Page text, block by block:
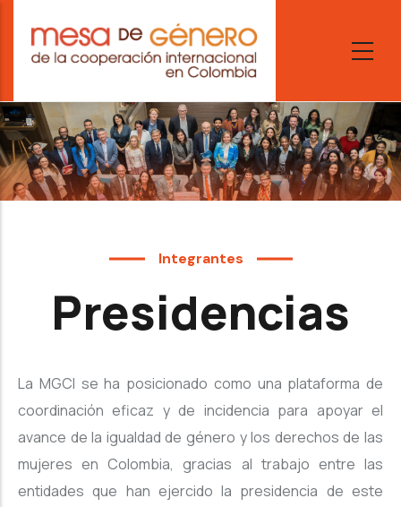
main
content
Integrantes
Presidencias
La MGCI se ha posicionado como una plataforma de
coordinación eficaz y de incidencia para apoyar el
avance de la igualdad de género y los derechos de las
mujeres en Colombia, gracias al trabajo entre las
entidades que han ejercido la presidencia de este